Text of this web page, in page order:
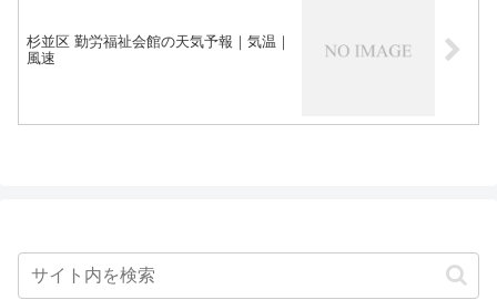
杉並区 勤労福祉会館の天気予報｜気温｜
風速